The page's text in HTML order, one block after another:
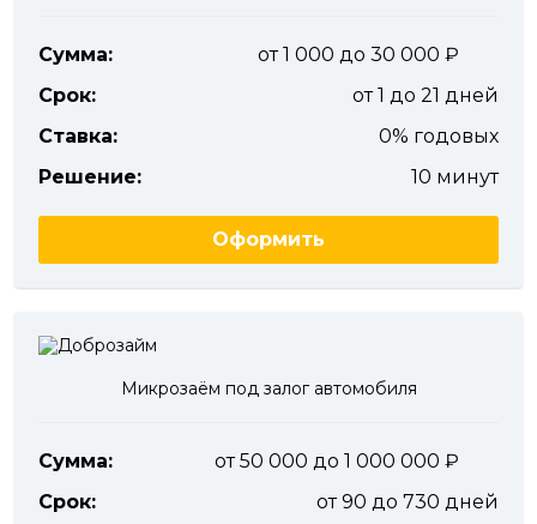
Сумма:
от 1 000 до 30 000
Срок:
от 1 до 21 дней
Ставка:
0% годовых
Решение:
10 минут
Оформить
Микрозаём под залог автомобиля
Сумма:
от 50 000 до 1 000 000
Срок:
от 90 до 730 дней